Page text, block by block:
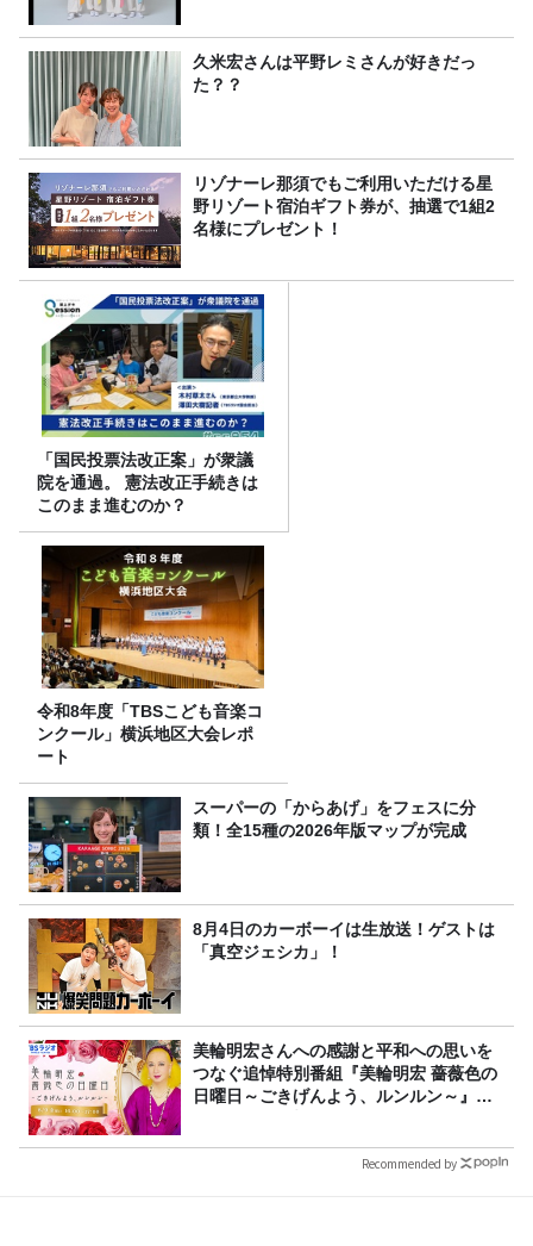
久米宏さんは平野レミさんが好きだっ
た？？
リゾナーレ那須でもご利用いただける星
野リゾート宿泊ギフト券が、抽選で1組2
名様にプレゼント！
「国民投票法改正案」が衆議
院を通過。 憲法改正手続きは
このまま進むのか？
令和8年度「TBSこども音楽コ
ンクール」横浜地区大会レポ
ート
スーパーの「からあげ」をフェスに分
類！全15種の2026年版マップが完成
8月4日のカーボーイは生放送！ゲストは
「真空ジェシカ」！
美輪明宏さんへの感謝と平和への思いを
つなぐ追悼特別番組『美輪明宏 薔薇色の
日曜日～ごきげんよう、ルンルン～』
Recommended by